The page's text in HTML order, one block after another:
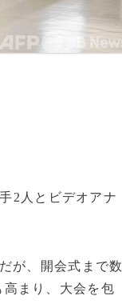
2人とビデオアナ
が、開会式まで
まり、大会を包